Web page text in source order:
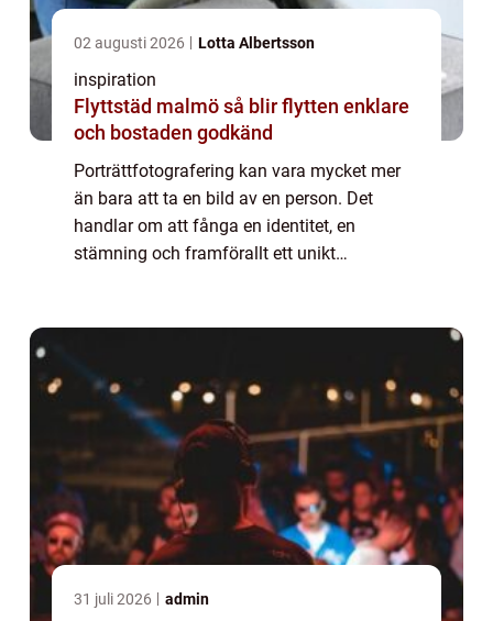
02 augusti 2026 Lotta Albertsson
inspiration
Flyttstäd malmö så blir flytten enklare
och bostaden godkänd
Porträttfotografering kan vara mycket mer
än bara att ta en bild av en person. Det
handlar om att fånga en identitet, en
stämning och framförallt ett unikt
31 juli 2026 admin